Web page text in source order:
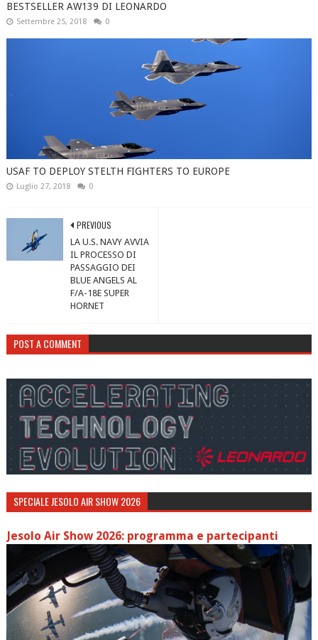
BESTSELLER AW139 DI LEONARDO
Settembre 25, 2018 0
USAF TO DEPLOY STELTH FIGHTERS TO EUROPE
Luglio 27, 2018 0
PREVIOUS
LA U.S. NAVY AVVIA
IL PROCESSO DI
PASSAGGIO DEI
BLUE ANGELS AL
F/A-18E SUPER
HORNET
POST A COMMENT
SPECIALE JESOLO AIR SHOW 2026
Jesolo Air Show 2026: programma e partecipanti